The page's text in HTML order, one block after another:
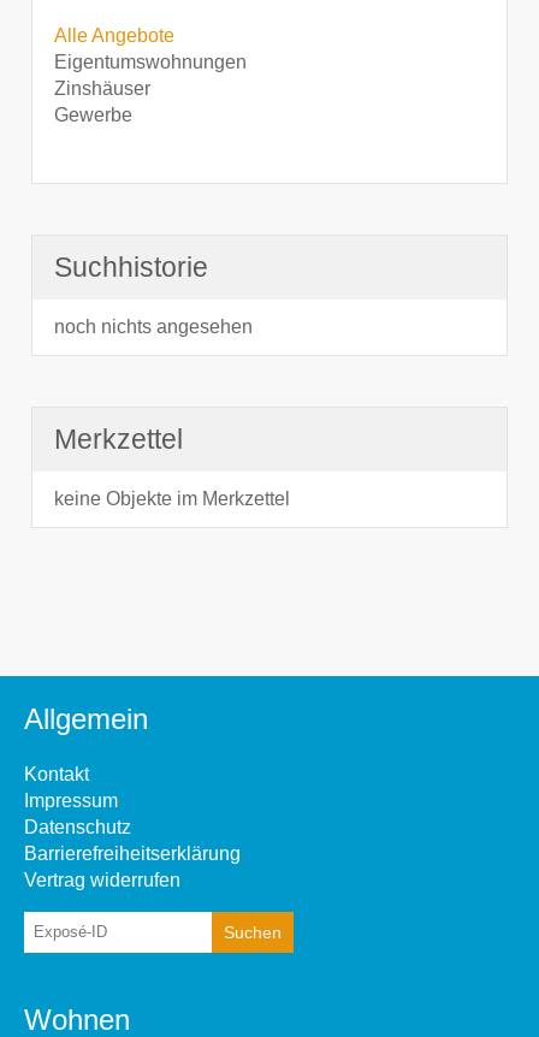
Alle Angebote
Eigentumswohnungen
Zinshäuser
Gewerbe
Suchhistorie
noch nichts angesehen
Merkzettel
keine Objekte im Merkzettel
Allgemein
Kontakt
Impressum
Datenschutz
Barrierefreiheitserklärung
Vertrag widerrufen
Wohnen